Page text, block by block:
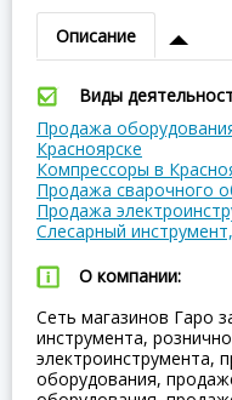
Описание
Виды
Продажа
Красноярске
Компрессоры в
Продажа сварочного
Продажа
Слесарный
О компании:
Сеть магазинов Гаро
инструмента,
электроинструмента,
оборудования,